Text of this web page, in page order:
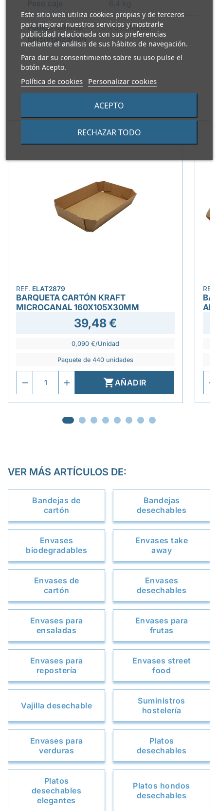
Este sitio web utiliza cookies propias y de terceros
para mejorar nuestros servicios y mostrarle
publicidad relacionada con sus preferencias
mediante el análisis de sus hábitos de navegación.
Para dar su consentimiento sobre su uso pulse el
botón Acepto.
Política de cookies Personalizar cookies
RECHAZAR TODO
ACEPTO
Pedido mínimo
personalización
20 millares
PRODUCTOS ALTERNATIVOS
REF. ELAT2879
BARQUETA CARTÓN KRAFT
MICROCANAL 160X105X30MM
39,48 €
0,090 €/Unidad
Paquete de 440 unidades
AÑADIR
VER MÁS ARTÍCULOS DE:
Bandejas de
cartón
Bandejas
desechables
Envases
biodegradables
Envases take
away
Envases de
cartón
Envases
desechables
Envases para
ensaladas
Envases para
frutas
Envases para
repostería
Envases street
food
Vajilla desechable
Suministros
hostelería
Envases para
verduras
Platos
desechables
Platos
desechables
elegantes
Platos hondos
desechables